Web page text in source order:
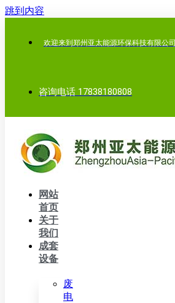
跳到内容
欢迎来到郑州亚太能源环保科技有限公司
咨询电话 17838180808
网站
首页
关于
我们
成套
设备
废
电